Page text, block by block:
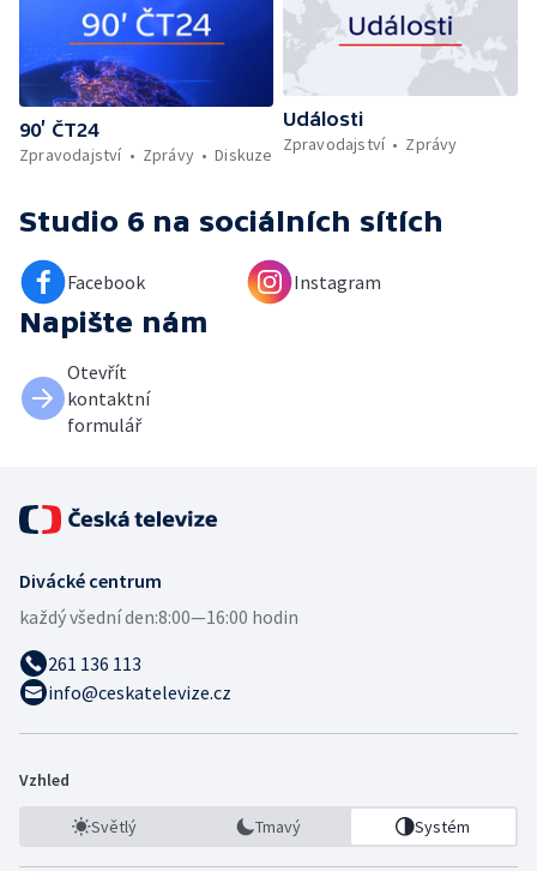
90’ ČT24
Zpravodajství
Zprávy Diskuze
Události
Zpravodajství
Zprávy
Studio 6 na sociálních sítích
Facebook Instagram
Napište nám
Otevřít
kontaktní
formulář
Divácké centrum
každý všední den:8:00—16:00 hodin
261 136 113
info@ceskatelevize.cz
Vzhled
Světlý Tmavý Systém